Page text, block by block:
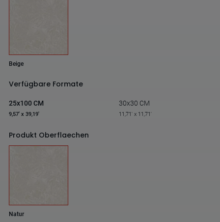
Beige
Verfügbare Formate
25x100 CM
9,57' x 39,19'
30x30 CM
11,71' x 11,71'
Produkt Oberflaechen
Natur